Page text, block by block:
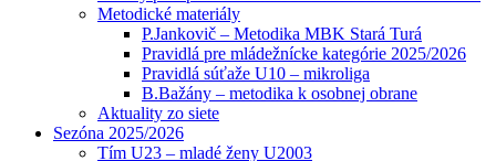
Metodické materiály
P.Jankovič – Metodika MBK Stará Turá
Pravidlá pre mládežnícke kategórie 2025/2026
Pravidlá súťaže U10 – mikroliga
B.Bažány – metodika k osobnej obrane
Aktuality zo siete
Sezóna 2025/2026
Tím U23 – mladé ženy U2003